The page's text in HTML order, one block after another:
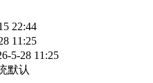
22:44
11:25
5-28 11:25
默认